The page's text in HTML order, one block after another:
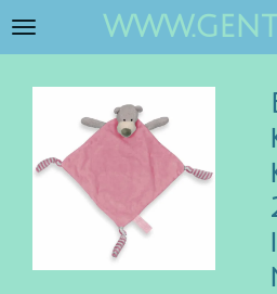
Ga
hoofdinhoud